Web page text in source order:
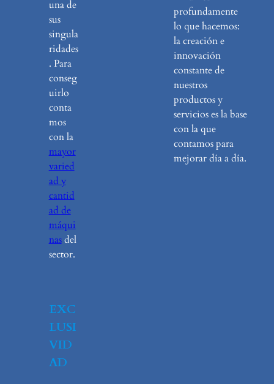
una de
sus
singula
ridades
. Para
conseg
uirlo
conta
mos
con la
mayor
varied
ad y
cantid
ad de
máqui
nasdel
sector.
EXC
LUSI
VID
AD
profundamente
lo que hacemos:
la creación e
innovación
constante de
nuestros
productos y
servicios es la base
con la que
contamos para
mejorar día a día.